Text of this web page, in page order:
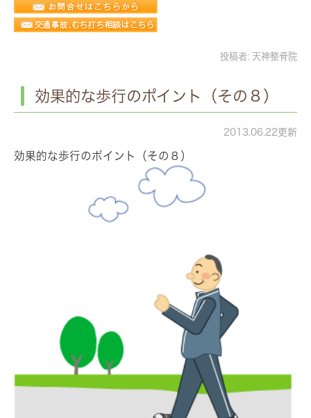
投稿者: 天神整骨院
効果的な歩行のポイント（その８）
2013.06.22更新
効果的な歩行のポイント（その８）